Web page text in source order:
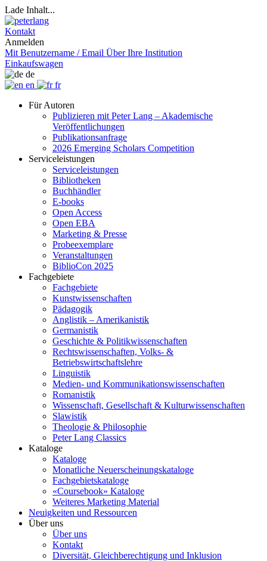
Lade Inhalt...
Kontakt
Anmelden
Mit Benutzername / Email Über Ihre Institution
Einkaufswagen
de
en
fr
Für Autoren
Publizieren mit Peter Lang – Akademische
Veröffentlichungen
Publikationsanfrage
2026 Emerging Scholars Competition
Serviceleistungen
Serviceleistungen
Bibliotheken
Buchhändler
E-books
Open Access
Open EBA
Marketing & Presse
Probeexemplare
Veranstaltungen
BiblioCon 2025
Fachgebiete
Fachgebiete
Kunstwissenschaften
Pädagogik
Anglistik – Amerikanistik
Germanistik
Geschichte & Politikwissenschaften
Rechtswissenschaften, Volks- &
Betriebswirtschaftslehre
Linguistik
Medien- und Kommunikationswissenschaften
Romanistik
Wissenschaft, Gesellschaft & Kulturwissenschaften
Slawistik
Theologie & Philosophie
Peter Lang Classics
Kataloge
Kataloge
Monatliche Neuerscheinungskataloge
Fachgebietskataloge
«Coursebook» Kataloge
Weiteres Marketing Material
Neuigkeiten und Ressourcen
Über uns
Über uns
Kontakt
Diversität, Gleichberechtigung und Inklusion